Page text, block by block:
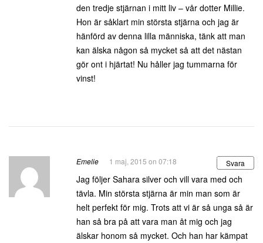
den tredje stjärnan i mitt liv – vår dotter Millie.
Hon är såklart min största stjärna och jag är
hänförd av denna lilla människa, tänk att man
kan älska någon så mycket så att det nästan
gör ont i hjärtat! Nu håller jag tummarna för
vinst!
Emelie 1 maj, 2015 on 07:18 Svara
Jag följer Sahara silver och vill vara med och
tävla. Min största stjärna är min man som är
helt perfekt för mig. Trots att vi är så unga så är
han så bra på att vara man åt mig och jag
älskar honom så mycket. Och han har kämpat